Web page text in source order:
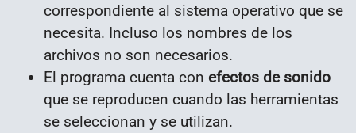
correspondiente al sistema operativo que se
necesita. Incluso los nombres de los
archivos no son necesarios.
El programa cuenta con efectos de sonido
que se reproducen cuando las herramientas
se seleccionan y se utilizan.